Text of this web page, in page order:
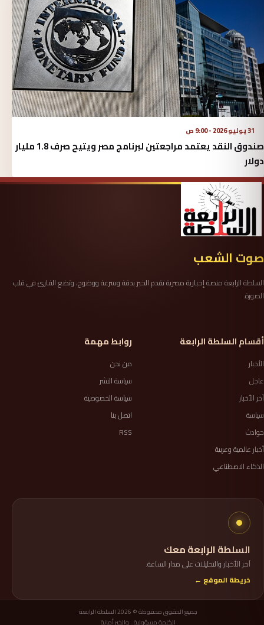
31 يوليو 2026 - 9:00 ص
صندوق النقد يعتمد مراجعتين لبرنامج مصر ويتيح صرف 1.8 مليار
دولار
صوت الشعب
السلطة الرابعة منصة إخبارية مصرية تقدم الخبر بدقة وسرعة ووضوح، وتضع القارئ في قلب
الصورة.
أقسام السلطة الرابعة
الأخبار
عاجل
آخر الأخبار
سياسة
حوادث
أخبار عالمية وعربية
الذكاء الاصطناعي
روابط مهمة
من نحن
سياسة النشر
سياسة الخصوصية
اتصل بنا
RSS
السلطة الرابعة معك
آخر الأخبار والتحليلات على مدار الساعة.
خريطة الموقع ←
جميع الحقوق محفوظة © 2026 السلطة الرابعة
الكلمة مسؤولية.. والخبر أمانة